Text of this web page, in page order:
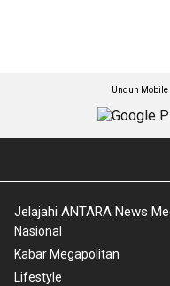
Unduh
Jelajahi ANTARA News
Nasional
Kabar Megapolitan
Lifestyle